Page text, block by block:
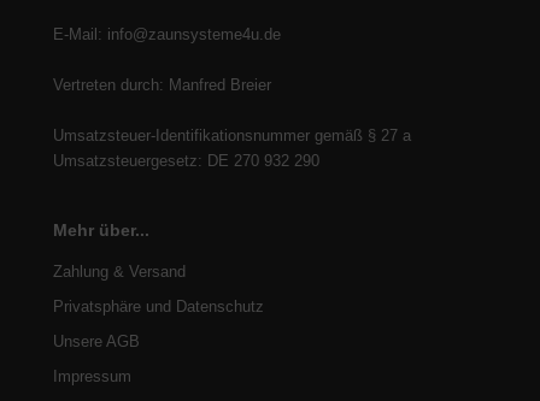
E-Mail: info@zaunsysteme4u.de
Vertreten durch: Manfred Breier
Umsatzsteuer-Identifikationsnummer gemäß § 27 a
Umsatzsteuergesetz: DE 270 932 290
Mehr über...
Zahlung & Versand
Privatsphäre und Datenschutz
Unsere AGB
Impressum